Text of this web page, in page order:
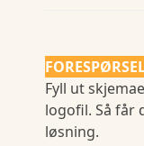
Fyll ut
logofil. Så får
løsning.